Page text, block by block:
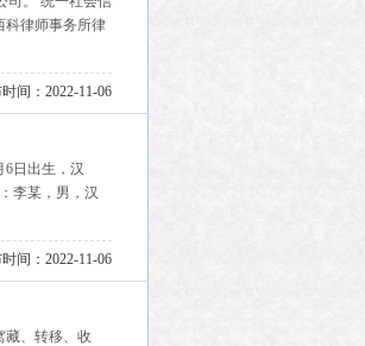
科律师事务所律
间：2022-11-06
6日出生，汉
李某，男，汉
间：2022-11-06
藏、转移、收